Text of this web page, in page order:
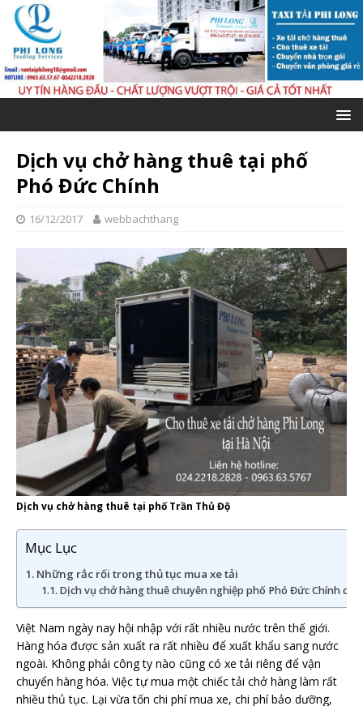
Dịch vụ chở hàng thuê tại phố
Phó Đức Chính
16/12/2017 webbachthang
Dịch vụ chở hàng thuê tại phố Trần Thủ Độ
Mục Lục
Những rắc rối trong thủ tục mua xe tải
Dịch vụ chở hàng thuê chuyên nghiệp phố Phó Đức Chính
Việt Nam ngày nay hội nhập với rất nhiều nước trên thế giới.
Hàng hóa được sản xuất ra rất nhiều để xuất khẩu sang nước
ngoài. Không phải công ty nào cũng có xe tải riêng để vận
chuyển hàng hóa. Việc tự mua một chiếc tải chở hàng làm rất
nhiều thủ tục. Lại vừa tốn chi phí mua xe, chi phí bảo dưỡng,